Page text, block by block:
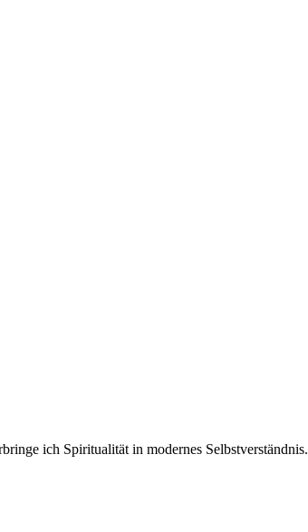
ich Spiritualität in modernes Selbstverständnis.